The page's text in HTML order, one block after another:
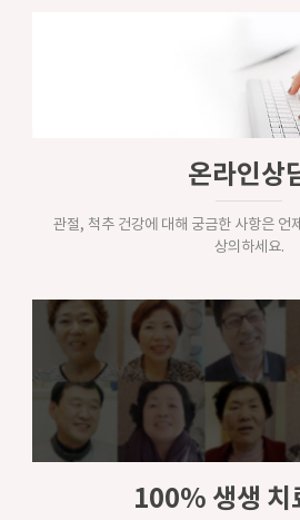
온라인상
관절, 척추 건강에 대해 궁금한 사항은 언
상의하세요.
100% 생생 치